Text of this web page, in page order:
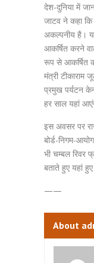
देश-दुनिया में
जाटव ने कहा
अकल्पनीय है।
आकर्षित करने
रूप से आकर्षित
मंत्री टीकाराम
प्रमुख पर्यटन
हर साल यहां
इस अवसर पर
बोर्ड-निगम-
भी चम्बल रिवर
बताते हुए यहां हुए
——
About